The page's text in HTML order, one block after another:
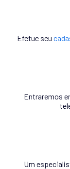
Efetue seu
Entraremos
Um